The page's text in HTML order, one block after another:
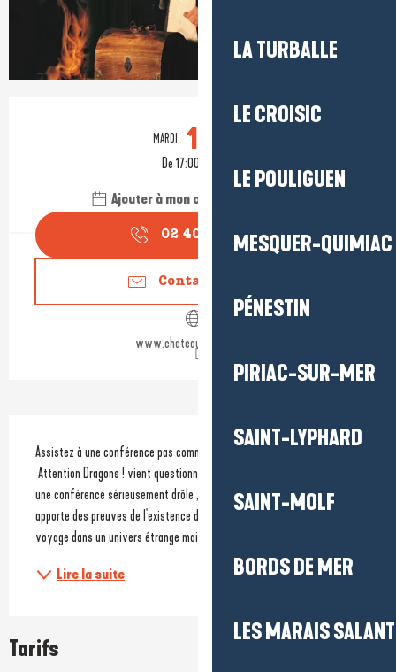
LA TURBALLE
LE CROISIC
LE POULIGUEN
MESQUER-QUIMIAC
PÉNESTIN
PIRIAC-SUR-MER
SAINT-LYPHARD
SAINT-MOLF
BORDS DE MER
LES MARAIS
Ouverture et coordonnées
MARDI 11
De 17:00 à 18:00
Ajouter à mon calendrier Google
02 40 88 96▒▒
Contactez-nous
www.chateauderanrouet.fr
Description
Assistez à une conférence pas comme les autres !
une conférence sérieusement drôle , le docteur Drake "draconologiste"
apporte des preuves de l'existence des dragons. Une invitation au
voyage dans un univers étrange mais jamais...
Lire la suite
Tarifs